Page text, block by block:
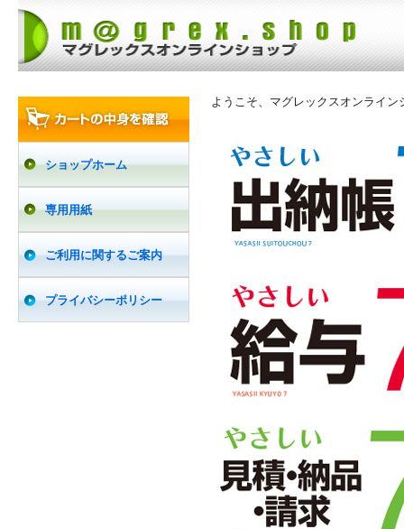
ショップホーム
専用用紙
ご利用に関するご案内
プライバシーポリシー
ようこそ、マグレックスオンライン